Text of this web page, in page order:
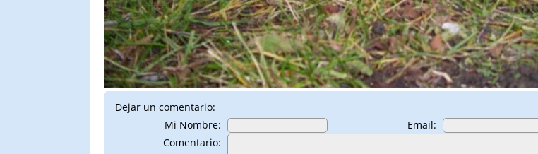
Dejar un comentario:
Mi Nombre:
Email:
Comentario: